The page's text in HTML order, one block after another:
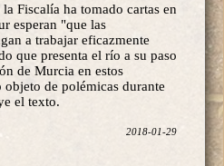
Fiscalía ha tomado cartas en
esperan "que las
a trabajar eficazmente
que presenta el río a su paso
de Murcia en estos
de polémicas durante
el texto.
2018-01-29